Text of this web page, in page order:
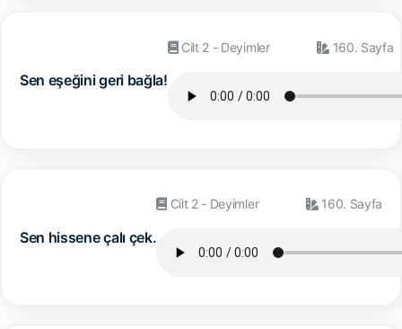
Sen eşeğini geri bağla!
Cilt 2 - Deyimler 160. Sayfa
Sen hissene çalı çek.
Cilt 2 - Deyimler 160. Sayfa